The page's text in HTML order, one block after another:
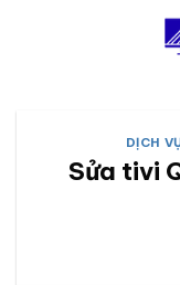
DỊCH
Sửa tivi